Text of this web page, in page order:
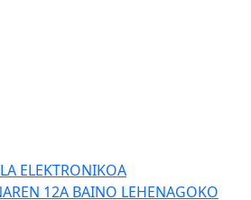
ELEKTRONIKOA
12A BAINO LEHENAGOKO